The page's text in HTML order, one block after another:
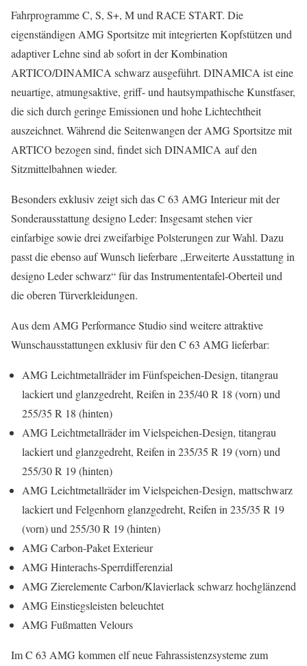
Fahrprogramme C, S, S+, M und RACE START. Die
eigenständigen AMG Sportsitze mit integrierten Kopfstützen und
adaptiver Lehne sind ab sofort in der Kombination
ARTICO/DINAMICA schwarz ausgeführt. DINAMICA ist eine
neuartige, atmungsaktive, griff- und hautsympathische Kunstfaser,
die sich durch geringe Emissionen und hohe Lichtechtheit
auszeichnet. Während die Seitenwangen der AMG Sportsitze mit
ARTICO bezogen sind, findet sich DINAMICA auf den
Sitzmittelbahnen wieder.
Besonders exklusiv zeigt sich das C 63 AMG Interieur mit der
Sonderausstattung designo Leder: Insgesamt stehen vier
einfarbige sowie drei zweifarbige Polsterungen zur Wahl. Dazu
passt die ebenso auf Wunsch lieferbare „Erweiterte Ausstattung in
designo Leder schwarz“ für das Instrumententafel-Oberteil und
die oberen Türverkleidungen.
Aus dem AMG Performance Studio sind weitere attraktive
Wunschausstattungen exklusiv für den C 63 AMG lieferbar:
AMG Leichtmetallräder im Fünfspeichen-Design, titangrau
lackiert und glanzgedreht, Reifen in 235/40 R 18 (vorn) und
255/35 R 18 (hinten)
AMG Leichtmetallräder im Vielspeichen-Design, titangrau
lackiert und glanzgedreht, Reifen in 235/35 R 19 (vorn) und
255/30 R 19 (hinten)
AMG Leichtmetallräder im Vielspeichen-Design, mattschwarz
lackiert und Felgenhorn glanzgedreht, Reifen in 235/35 R 19
(vorn) und 255/30 R 19 (hinten)
AMG Carbon-Paket Exterieur
AMG Hinterachs-Sperrdifferenzial
AMG Zierelemente Carbon/Klavierlack schwarz hochglänzend
AMG Einstiegsleisten beleuchtet
AMG Fußmatten Velours
Im C 63 AMG kommen elf neue Fahrassistenzsysteme zum